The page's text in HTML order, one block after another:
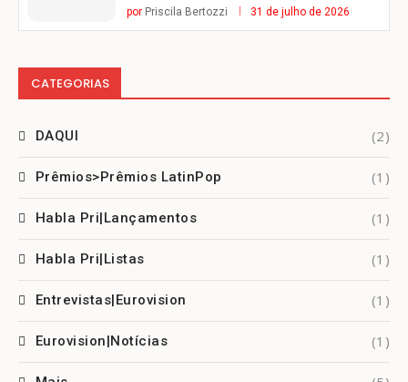
por Priscila Bertozzi 31 de julho de 2026
CATEGORIAS
DAQUI (2)
Prêmios>Prêmios LatinPop (1)
Habla Pri|Lançamentos (1)
Habla Pri|Listas (1)
Entrevistas|Eurovision (1)
Eurovision|Notícias (1)